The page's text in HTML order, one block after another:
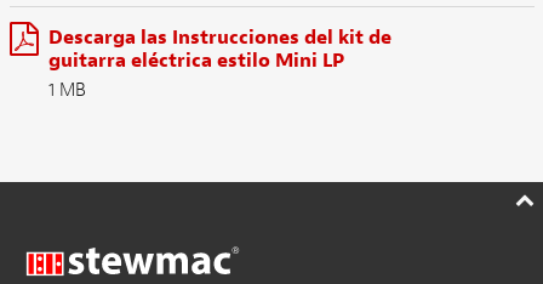
Descarga las Instrucciones del kit de
guitarra eléctrica estilo Mini LP
1 MB